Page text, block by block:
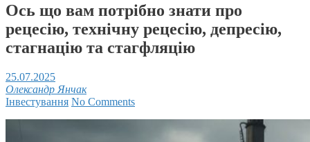
Ось що вам потрібно знати про
рецесію, технічну рецесію, депресію,
стагнацію та стагфляцію
25.07.2025
Олександр Янчак
Інвестування No Comments